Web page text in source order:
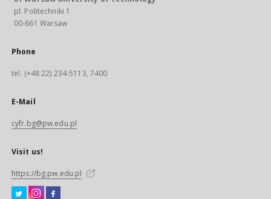
pl. Politechniki 1
00-661 Warsaw
Phone
tel. (+48 22) 234-5113, 7400
E-Mail
cyfr.bg@pw.edu.pl
Visit us!
https://bg.pw.edu.pl